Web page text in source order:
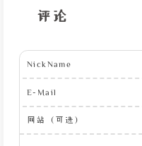
评论
NickName
E-Mail
网站（可选）